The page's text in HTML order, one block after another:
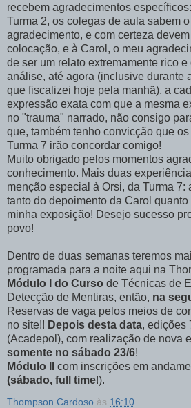
recebem agradecimentos
Turma 2, os colegas de aula sabem
agradecimento, e com certeza
colocação, e à Carol, o meu
de ser um relato extremamente rico
análise, até agora (inclusive durante
que fiscalizei hoje pela manhã), a
expressão exata com que a mesma
no "trauma" narrado, não consigo
que, também tenho convicção que
Turma 7 irão concordar comigo!
Muito obrigado pelos momentos
conhecimento. Mais duas
menção especial à Orsi, da Turma 7:
tanto do depoimento da Carol
minha exposição! Desejo sucesso
povo!
Dentro de duas semanas teremos
programada para a noite aqui na
Módulo I do Curso de Técnicas de
Detecção de Mentiras, então, na
Reservas de vaga pelos meios de
no site!! Depois desta data, edições
(Acadepol), com realização de nova
somente no sábado 23/6!
Módulo II
com inscrições em
(sábado, full time!).
Thompson Cardoso às 16:10